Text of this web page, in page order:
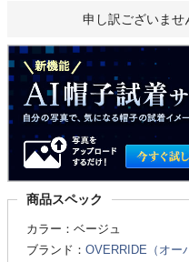
申し訳ございませ
商品スペック
カラー：ベージュ
ブランド： OVERRIDE（オー